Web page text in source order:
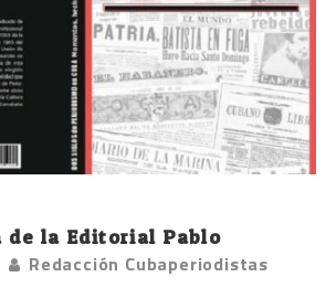
de la Editorial Pablo
Redacción Cubaperiodistas